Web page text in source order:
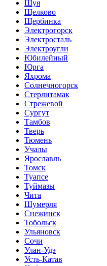
Шуя
Щелково
Щербинка
Электрогорск
Электросталь
Электроугли
Юбилейный
Юрга
Яхрома
Солнечногорск
Стерлитамак
Стрежевой
Сургут
Тамбов
Тверь
Тюмень
Учалы
Ярославль
Томск
Туапсе
Туймазы
Чита
Шумерля
Снежинск
Тобольск
Ульяновск
Сочи
Улан-Удэ
Усть-Катав